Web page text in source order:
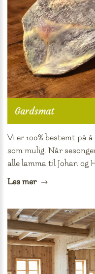
Gardsmat
Vi er 100% bestemt på
som mulig. Når
alle lamma til Johan og
Les mer